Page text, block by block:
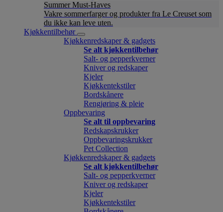
Summer Must-Haves
Vakre sommerfarger og produkter fra Le Creuset som
du ikke kan leve uten.
Kjøkkentilbehør
Kjøkkenredskaper & gadgets
Se alt kjøkkentilbehør
Salt- og pepperkverner
Kniver og redskaper
Kjeler
Kjøkkentekstiler
Bordskånere
Rengjøring & pleie
Oppbevaring
Se alt til oppbevaring
Redskapskrukker
Oppbevaringskrukker
Pet Collection
Kjøkkenredskaper & gadgets
Se alt kjøkkentilbehør
Salt- og pepperkverner
Kniver og redskaper
Kjeler
Kjøkkentekstiler